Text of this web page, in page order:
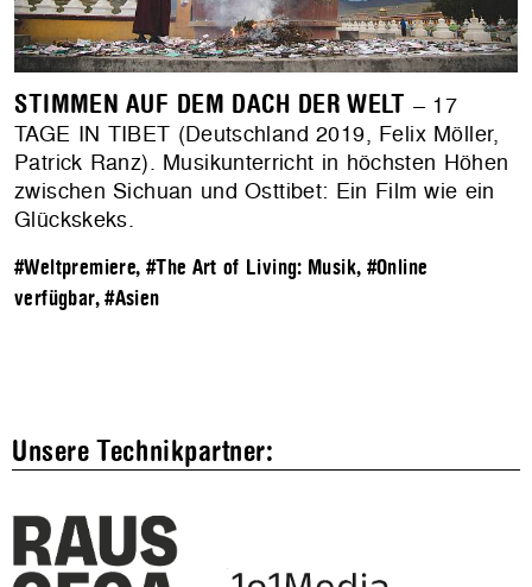
STIMMEN AUF DEM DACH DER WELT – 17
TAGE IN TIBET (Deutschland 2019, Felix Möller,
Patrick Ranz). Musikunterricht in höchsten Höhen
zwischen Sichuan und Osttibet: Ein Film wie ein
Glückskeks.
#Weltpremiere, #The Art of Living: Musik, #Online
verfügbar,#Asien
Unsere Technikpartner: